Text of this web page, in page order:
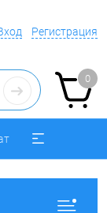
Регистрация
0